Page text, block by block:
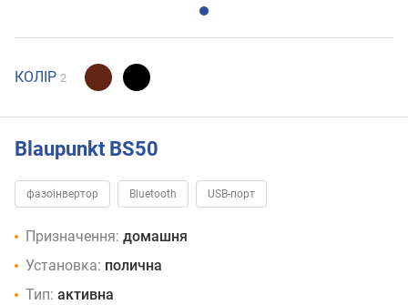
КОЛІР 2
Blaupunkt BS50
фазоінвертор Bluetooth USB-порт
Призначення: домашня
Установка: полична
Тип: активна